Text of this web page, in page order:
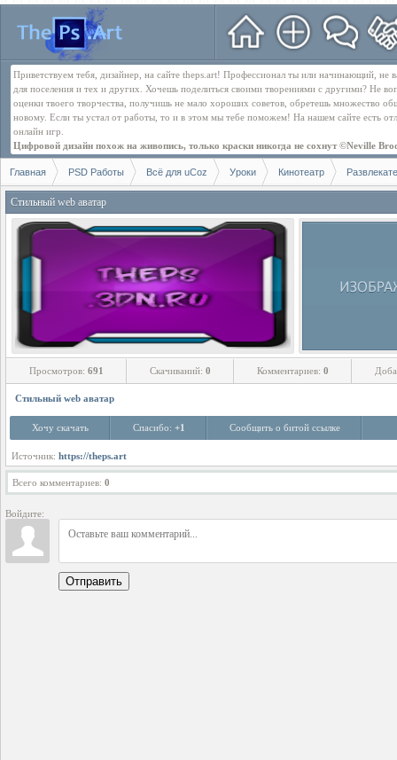
Приветствуем тебя, дизайнер, на сайте theps.art! Профессионал ты или начинающий,
для поселения и тех и других. Хочешь поделиться своими творениями с другими? Не
оценки твоего творчества, получишь не мало хороших советов, обретешь множество
новому. Если ты устал от работы, то и в этом мы тебе поможем! На нашем сайте есть
онлайн игр.
Цифровой дизайн похож на живопись, только краски никогда не сохнут ©Neville
Главная PSD Работы Всё для uCoz Уроки Кинотеатр
Стильный web аватар
Просмотров: 691 Скачиваний: 0 Комментариев: 0
Стильный web аватар
Хочу скачать Спасибо: +1 Сообщить о битой ссылке
Источник: https://theps.art
Всего комментариев: 0
Войдите:
Отправить